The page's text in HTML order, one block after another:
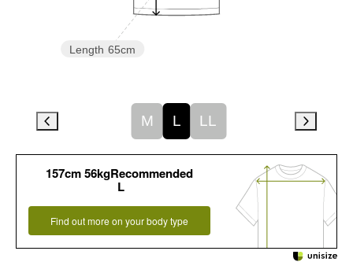
Length 65cm
M L LL
157cm 56kgRecommended
L
Find out more on your body type